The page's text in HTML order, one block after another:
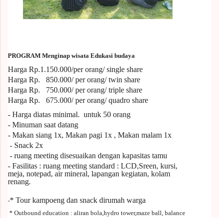
PROGRAM Menginap wisata Edukasi budaya
Harga Rp.1.150.000/per orang/ single share
Harga Rp. 850.000/ per orang/ twin share
Harga Rp. 750.000/ per orang/ triple share
Harga Rp. 675.000/ per orang/ quadro share
- Harga diatas minimal. untuk 50 orang
- Minuman saat datang
- Makan siang 1x, Makan pagi 1x , Makan malam 1x
- Snack 2x
- ruang meeting disesuaikan dengan kapasitas tamu
- Fasilitas : ruang meeting standard : LCD,Sreen, kursi,
meja, notepad, air mineral, lapangan kegiatan, kolam
renang.
-* Tour kampoeng dan snack dirumah warga
* Outbound education : aliran bola,hydro tower,maze ball, balance